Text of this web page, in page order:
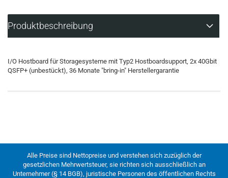
Produktbeschreibung
I/O Hostboard für Storagesysteme mit Typ2 Hostboardsupport, 2x 40Gbit
QSFP+ (unbestückt), 36 Monate "bring-in" Herstellergarantie
Alle Preise sind Nettopreise und verstehen sich zuzüglich der
gesetzlichen Mehrwertsteuer, sie richten sich ausschließlich an
Unternehmer (§ 14 BGB), juristische Personen des öffentlichen Rechts